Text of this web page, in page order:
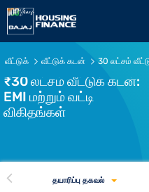
வீட்டுக் வீட்டுக் கடன்
₹30 லட்சம் வீட்டுக் கடன்:
EMI மற்றும் வட்டி
விகிதங்கள்
தயாரிப்பு தகவல்